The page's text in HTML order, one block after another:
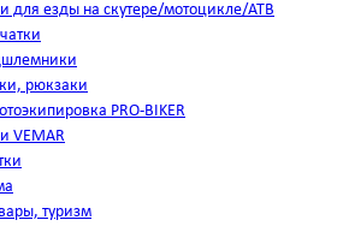
для езды на скутере/мотоцикле/АТВ
рюкзаки
PRO-BIKER
VEMAR
туризм